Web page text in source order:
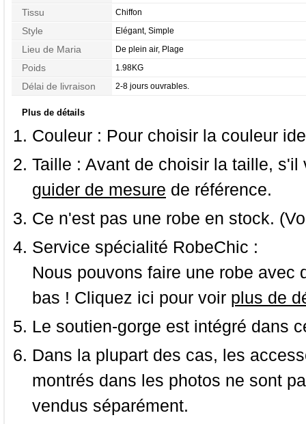
Tissu Chiffon
Style Elégant, Simple
Lieu de Maria De plein air, Plage
Poids 1.98KG
Délai de livraison 2-8 jours ouvrables.
Plus de détails
Couleur : Pour choisir la couleur
Taille : Avant de choisir la taille,
guider de mesure de référence.
Ce n'est pas une robe en stock.
Service spécialité RobeChic :
Nous pouvons faire une robe
bas ! Cliquez ici pour voir plus de
Le soutien-gorge est intégré dans
Dans la plupart des cas, les
montrés dans les photos ne sont
vendus séparément.